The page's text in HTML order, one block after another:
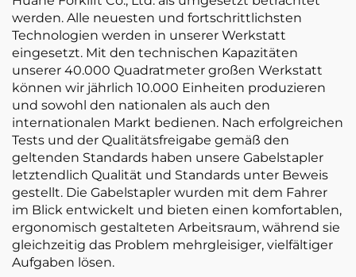
werden. Alle neuesten und fortschrittlichsten
Technologien werden in unserer Werkstatt
eingesetzt. Mit den technischen Kapazitäten
unserer 40.000 Quadratmeter großen Werkstatt
können wir jährlich 10.000 Einheiten produzieren
und sowohl den nationalen als auch den
internationalen Markt bedienen. Nach erfolgreichen
Tests und der Qualitätsfreigabe gemäß den
geltenden Standards haben unsere Gabelstapler
letztendlich Qualität und Standards unter Beweis
gestellt. Die Gabelstapler wurden mit dem Fahrer
im Blick entwickelt und bieten einen komfortablen,
ergonomisch gestalteten Arbeitsraum, während sie
gleichzeitig das Problem mehrgleisiger, vielfältiger
Aufgaben lösen.